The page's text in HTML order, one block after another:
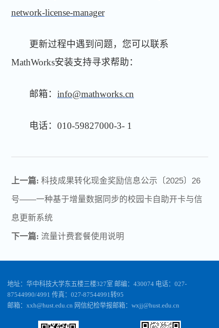
network-license-manager
更新过程中遇到问题，您可以联系
MathWorks安装支持寻求帮助：
邮箱： info@mathworks.cn
电话：010-59827000-3- 1
上一篇: 科技成果转化现金奖励信息公示〔2025〕26
号——一种基于增量数据同步的校园卡自助开卡与信
息更新系统
下一篇: 流量计费套餐使用说明
地址：华中科技大学东五楼三楼327室 邮编：430074 电话：027-
87544990/4991 传真：027-87544991转95
邮箱：xxh@hust.edu.cn 网信纪检举报邮箱：wxjj@hust.edu.cn